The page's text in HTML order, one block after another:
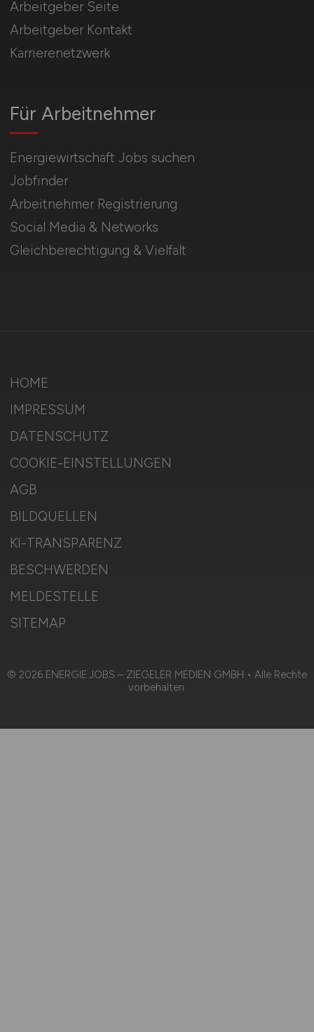
Für Arbeitnehmer
Energiewirtschaft Jobs suchen
Jobfinder
Arbeitnehmer Registrierung
Social Media & Networks
Gleichberechtigung & Vielfalt
Arbeitgeber Seite
Arbeitgeber Kontakt
Karrierenetzwerk
HOME
IMPRESSUM
DATENSCHUTZ
COOKIE-EINSTELLUNGEN
AGB
BILDQUELLEN
KI-TRANSPARENZ
BESCHWERDEN
MELDESTELLE
SITEMAP
© 2026 ENERGIE.JOBS – ZIEGELER MEDIEN GMBH • Alle Rechte
vorbehalten.